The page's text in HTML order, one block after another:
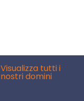
Visualizza tutti i
nostri domini